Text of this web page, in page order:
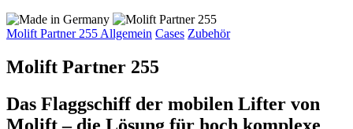
Molift Partner 255 Allgemein Cases Zubehör
Molift Partner 255
Das Flaggschiff der mobilen Lifter von